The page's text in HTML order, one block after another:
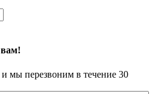
мы перезвоним в течение 30